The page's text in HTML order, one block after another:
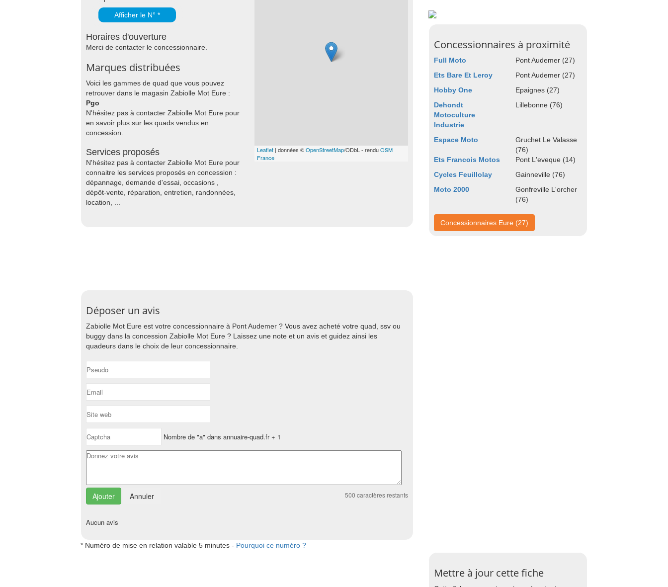
Afficher le N° *
Horaires d'ouverture
Merci de contacter le concessionnaire.
Marques distribuées
Voici les gammes de quad que vous pouvez
retrouver dans le magasin Zabiolle Mot Eure :
Pgo
N'hésitez pas à contacter Zabiolle Mot Eure pour
en savoir plus sur les quads vendus en
concession.
Services proposés
N'hésitez pas à contacter Zabiolle Mot Eure pour
connaitre les services proposés en concession :
dépannage, demande d'essai, occasions ,
dépôt-vente, réparation, entretien, randonnées,
location, ...
Leaflet | données ©OpenStreetMap/ODbL - renduOSM
France
Déposer un avis
Zabiolle Mot Eure est votre concessionnaire à Pont Audemer ? Vous avez acheté votre quad, ssv ou
buggy dans la concession Zabiolle Mot Eure ? Laissez une note et un avis et guidez ainsi les
quadeurs dans le choix de leur concessionnaire.
Nombre de "a" dans annuaire-quad.fr + 1
Annuler 500 caractères restants
Aucun avis
* Numéro de mise en relation valable 5 minutes - Pourquoi ce numéro ?
Concessionnaires à proximité
Full Moto
Pont Audemer (27)
Ets Bare Et Leroy
Pont Audemer (27)
Hobby One
Epaignes (27)
Dehondt
Motoculture
Industrie
Lillebonne (76)
Espace Moto
Gruchet Le Valasse
(76)
Ets Francois Motos
Pont L'eveque (14)
Cycles Feuillolay
Gainneville (76)
Moto 2000
Gonfreville L'orcher
(76)
Concessionnaires Eure (27)
Mettre à jour cette fiche